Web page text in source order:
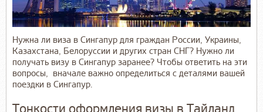
Нужна ли виза в Сингапур для граждан России, Украины,
Казахстана, Белоруссии и других стран СНГ? Нужно ли
получать визу в Сингапур заранее? Чтобы ответить на эти
вопросы, вначале важно определиться с деталями вашей
поездки в Сингапур.